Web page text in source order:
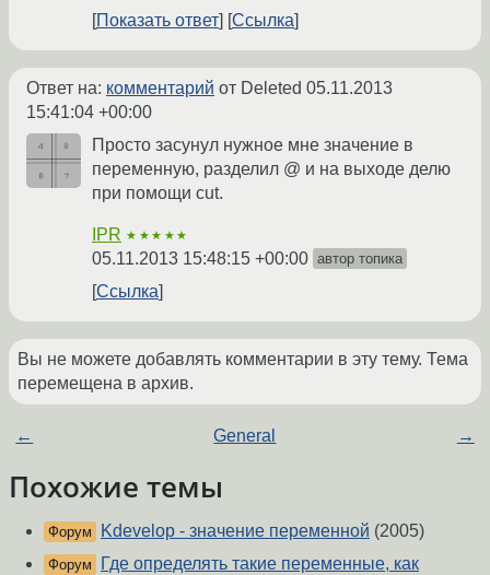
Показать ответ
Ссылка
Ответ на: комментарий от Deleted 05.11.2013
15:41:04 +00:00
Просто засунул нужное мне значение в
переменную, разделил @ и на выходе делю
при помощи cut.
IPR ★★★★★
05.11.2013 15:48:15 +00:00 автор топика
Ссылка
Вы не можете добавлять комментарии в эту тему. Тема
перемещена в архив.
← General →
Похожие темы
Форум Kdevelop - значение переменной (2005)
Форум
Где определять такие переменные, как